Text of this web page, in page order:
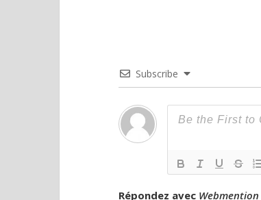
Subscribe
Répondez avec Webmention